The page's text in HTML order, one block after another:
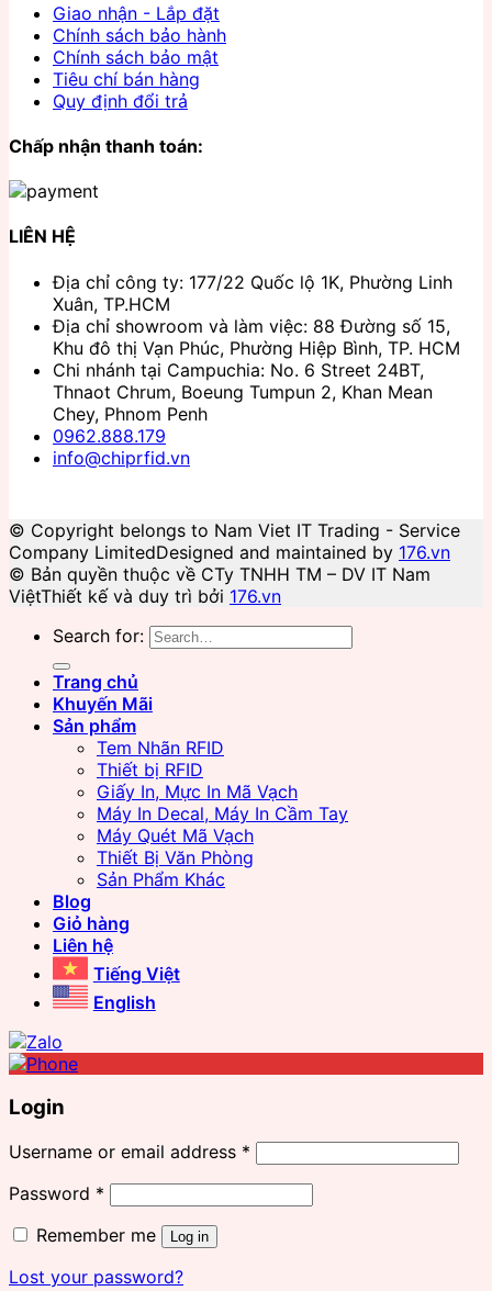
Giao nhận - Lắp đặt
Chính sách bảo hành
Chính sách bảo mật
Tiêu chí bán hàng
Quy định đổi trả
Chấp nhận thanh toán:
LIÊN HỆ
Địa chỉ công ty: 177/22 Quốc lộ 1K, Phường Linh
Xuân, TP.HCM
Địa chỉ showroom và làm việc: 88 Đường số 15,
Khu đô thị Vạn Phúc, Phường Hiệp Bình, TP. HCM
Chi nhánh tại Campuchia: No. 6 Street 24BT,
Thnaot Chrum, Boeung Tumpun 2, Khan Mean
Chey, Phnom Penh
0962.888.179
info@chiprfid.vn
© Copyright belongs to Nam Viet IT Trading - Service
Company LimitedDesigned and maintained by 176.vn
© Bản quyền thuộc về CTy TNHH TM – DV IT Nam
ViệtThiết kế và duy trì bởi 176.vn
Search for:
Trang chủ
Khuyến Mãi
Sản phẩm
Tem Nhãn RFID
Thiết bị RFID
Giấy In, Mực In Mã Vạch
Máy In Decal, Máy In Cầm Tay
Máy Quét Mã Vạch
Thiết Bị Văn Phòng
Sản Phẩm Khác
Blog
Giỏ hàng
Liên hệ
Tiếng Việt
English
Login
Username or email address *
Password *
Remember me
Log in
Lost your password?